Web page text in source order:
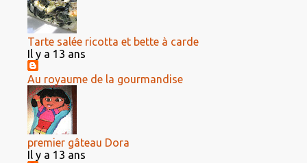
Tarte salée ricotta et bette à carde
Il y a 13 ans
Au royaume de la gourmandise
premier gâteau Dora
Il y a 13 ans